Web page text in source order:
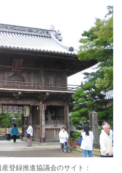
登録推進協議会のサイト：